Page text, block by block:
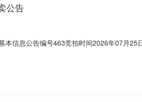
公告
信息公告编号463竞拍时间2026年07月
竞拍平台（www.gdpmol.com），对位于